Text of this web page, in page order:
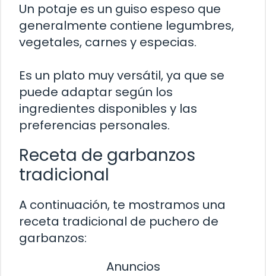
Un potaje es un guiso espeso que
generalmente contiene legumbres,
vegetales, carnes y especias.
Es un plato muy versátil, ya que se
puede adaptar según los
ingredientes disponibles y las
preferencias personales.
Receta de garbanzos
tradicional
A continuación, te mostramos una
receta tradicional de puchero de
garbanzos:
Anuncios